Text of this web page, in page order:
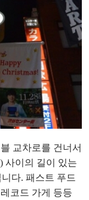
교차로를 건너서
사이의 길이 있는
다. 패스트 푸드
코드 가게 등등